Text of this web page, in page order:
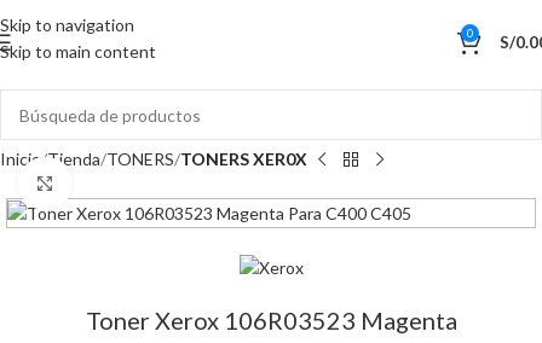
Skip to navigation
Skip to main content
0 S/
Inicio Tienda TONERS TONERS XER0X
Toner Xerox 106R03523 Magenta